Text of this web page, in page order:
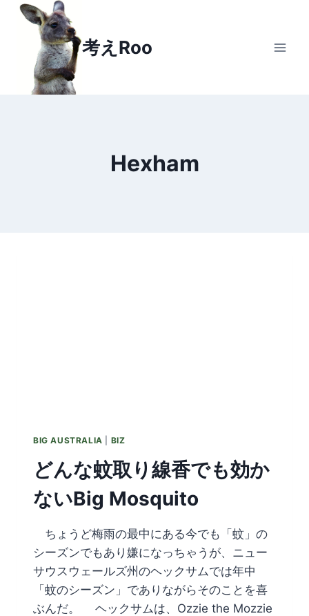
Skip
content
考えRoo
Hexham
BIG AUSTRALIA BIZ
どんな蚊取り線香でも効か
ないBig Mosquito
ちょうど梅雨の最中にある今でも「蚊」の
シーズンでもあり嫌になっちゃうが、ニュー
サウスウェールズ州のヘックサムでは年中
「蚊のシーズン」でありながらそのことを喜
ぶんだ。 ヘックサムは、Ozzie the Mozzie